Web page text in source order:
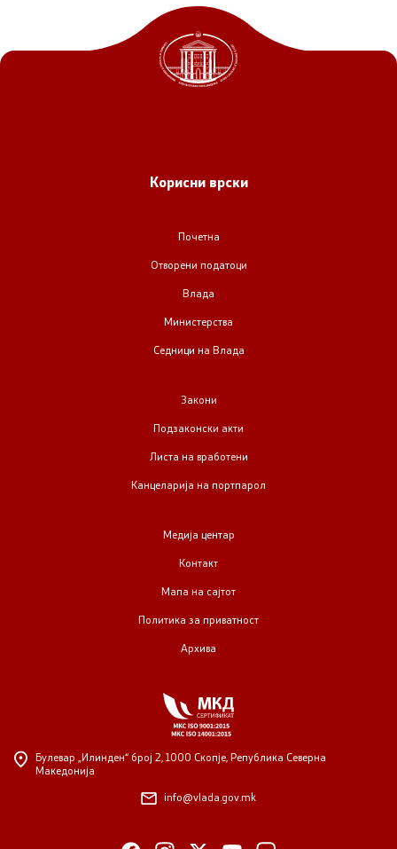
Корисни врски
Почетна
Отворени податоци
Влада
Министерства
Седници на Влада
Закони
Подзаконски акти
Листа на вработени
Канцеларија на портпарол
Медија центар
Контакт
Мапа на сајтот
Политика за приватност
Архива
Булевар „Илинден“ број 2, 1000 Скопје, Република Северна
Македонија
info@vlada.gov.mk